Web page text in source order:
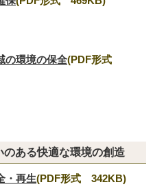
環境の保全(PDF形式
ある快適な環境の創造
・再生(PDF形式 342KB)